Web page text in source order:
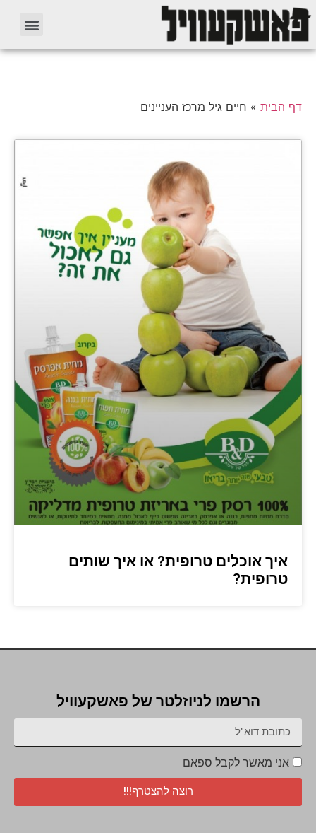
דף הבית » חיים גיל מרכז העניינים
איך אוכלים טרופית? או איך שותים
טרופית?
הרשמו לניוזלטר של פאשקעוויל
אני מאשר לקבל ספאם
רוצה להצטרף!!!